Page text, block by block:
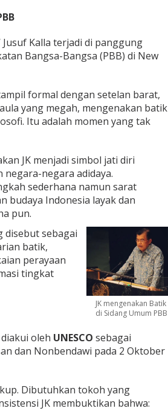
Kalla terjadi di panggung
Bangsa-Bangsa (PBB) di New
formal dengan setelan barat,
yang megah, mengenakan batik
Itu adalah momen yang tak
JK menjadi simbol jati diri
negara adidaya.
sederhana namun sarat
budaya Indonesia layak dan
pun.
JK mengenakan Batik
di Sidang Umum PBB
disebut sebagai
batik,
perayaan
tingkat
oleh UNESCO sebagai
dan Nonbendawi pada 2 Oktober
Dibutuhkan tokoh yang
JK membuktikan bahwa: